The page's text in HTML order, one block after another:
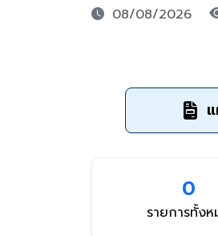
08/08/2026
0
รายการทั้ง